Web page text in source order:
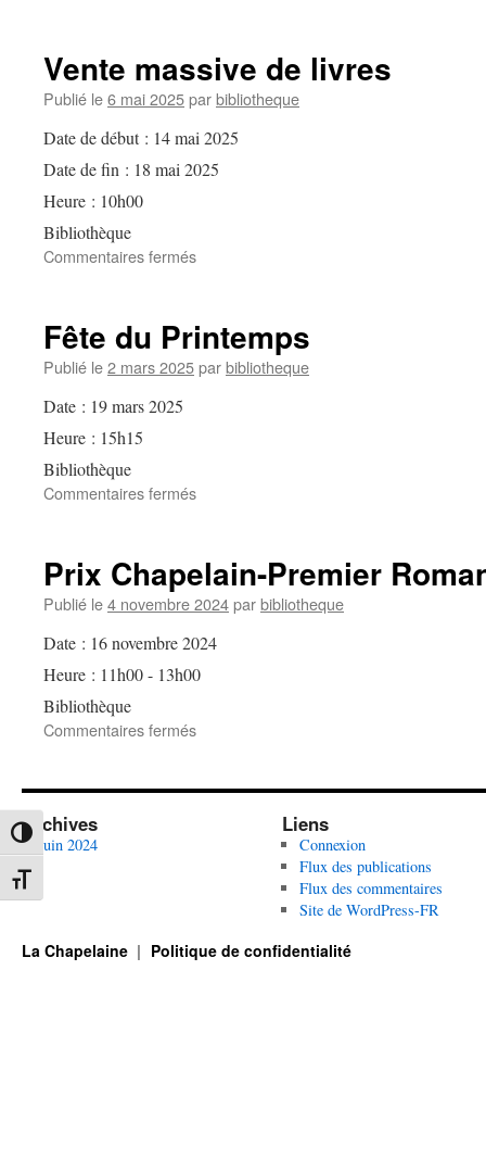
Passer en contraste élevé
Changer la taille de la police
Vente massive de livres
Publié le6 mai 2025parbibliotheque
Date de début : 14 mai 2025
Date de fin : 18 mai 2025
Heure : 10h00
Bibliothèque
Commentaires ferméssur
livres
Fête du Printemps
Publié le2 mars 2025parbibliotheque
Date : 19 mars 2025
Heure : 15h15
Bibliothèque
Commentaires ferméssur
Prix Chapelain-Premier
Publié le4 novembre 2024parbibliotheque
Date : 16 novembre 2024
Heure : 11h00 - 13h00
Bibliothèque
Commentaires ferméssur
Premier
Archives
juin 2024
Liens
Connexion
Flux des publications
Flux des commentaires
Site de WordPress-FR
La Chapelaine Politique de confidentialité